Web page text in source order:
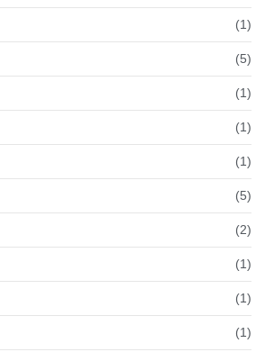
(1)
(5)
(1)
(1)
(1)
(5)
(2)
(1)
(1)
(1)